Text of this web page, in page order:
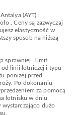
(AYT) i
. Ceny są zazwyczaj
elastyczność w
sposób na niższą
sprawniej. Limit
od linii lotniczej i typu
poniżej przed
Po dokonaniu
za pomocą
lotnisku w dniu
wystarczająco dużo